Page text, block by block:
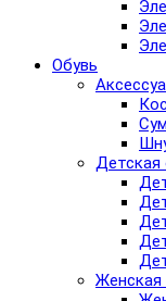
Обувь
Детская
Женская